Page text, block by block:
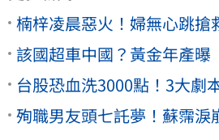
楠梓凌晨惡火！婦無心跳搶
該國超車中國？黃金年產曝
台股恐血洗3000點！3大劇
殉職男友頭七託夢！蘇霈淚